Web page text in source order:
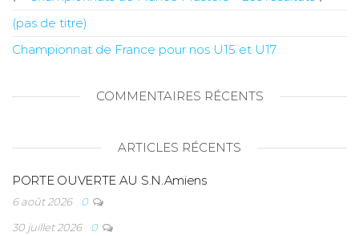
(pas de titre)
Championnat de France pour nos U15 et U17
COMMENTAIRES RÉCENTS
ARTICLES RÉCENTS
PORTE OUVERTE AU S.N.Amiens
6 août 2026
0
30 juillet 2026
0